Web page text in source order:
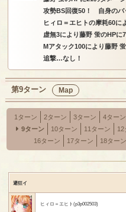
攻勢BS回復50！ 自身のバ
ヒィロ＝エヒトの摩耗60に
虚無3により藤野 蛍のHPに
Mアタック100により藤野
追撃…なし！
第9ターン Map
1ターン 2ターン 3ターン 4ターン
9ターン
10ターン 11ターン 12
16ターン
17ターン 18ターン
避狂イ
ヒィロ＝エヒト(p3p002503)